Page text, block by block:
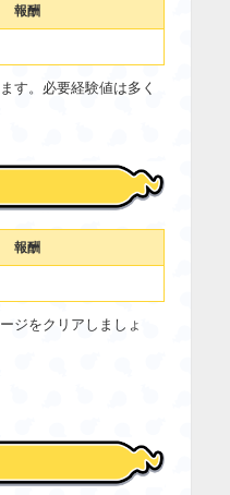
報酬
す。必要経験値は多く
報酬
ジをクリアしましょ